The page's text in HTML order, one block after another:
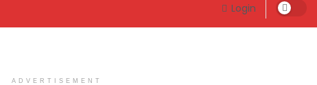
Login
ADVERTISEMENT